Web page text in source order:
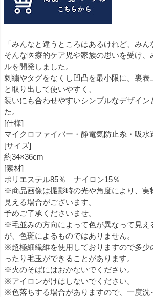
「みんなと違うところはあるけれど、みん
そんな医療的ケア児や家族の思いを受け、
ルを開発しました。
刺繍やタグをなくし凹凸を最小限に。裏表
と取り出して使いやすく、
装いにも合わせやすいシンプルなデザイン
た。
[仕様]
マイクロファイバー・静電気防止糸・吸水
[サイズ]
約34×36cm
[素材]
ポリエステル85％ ナイロン15％
※商品画像は撮影時の光や角度により、実
見える場合がございます。
予めご了承くださいませ。
※毛並みの方向によって色が異なって見え
が、色斑によるものではありません。
※超極細繊維を使用しておりますので多少
ったり毛玉ができることがあります。
※火のそばにはおかないでください。
※アイロンがけはしないでください。
※色落ちする場合がありますので、一度洗